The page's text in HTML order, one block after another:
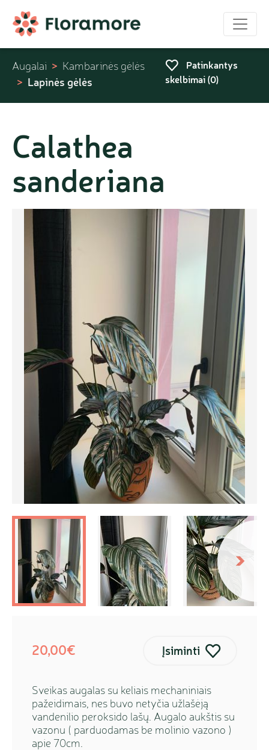
Augalai Kambarinės gėlės
Lapinės gėlės
Patinkantys
skelbimai (0)
Calathea
sanderiana
20,00€ Įsiminti
Sveikas augalas su keliais mechaniniais
pažeidimais, nes buvo netyčia užlašėją
vandenilio peroksido lašų. Augalo aukštis su
vazonu ( parduodamas be molinio vazono )
apie 70cm.